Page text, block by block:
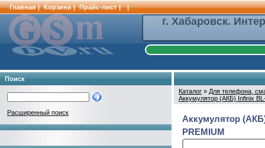
Главная | Корзина | Прайс-лист | |
г. Хабаровск.
Поиск
Расширенный поиск
Каталог » Для телефона,
Аккумулятор (АКБ) Infinix
Аккумулятор
PREMIUM